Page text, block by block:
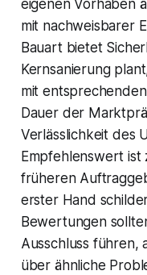
eigenen Vorhaben
mit nachweisbarer
Bauart bietet
Kernsanierung
mit
Dauer der
Verlässlichkeit des
Empfehlenswert
früheren
erster Hand
Bewertungen
Ausschluss führen,
über ähnliche